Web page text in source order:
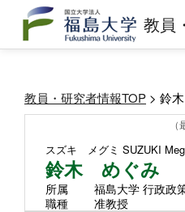
教員
教員・研究者情報TOP > 鈴
スズキ メグミ SUZUKI
鈴木 めぐみ
所属
福島大学 行政政
職種
准教授